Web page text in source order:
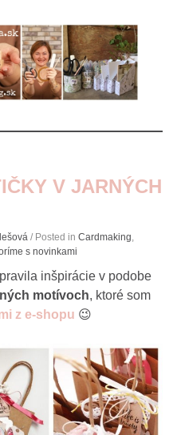
V JARNÝCH
/ Posted inCardmaking
s novinkami
inšpirácie v podobe
motívoch, ktoré som
z e-shopu 😉